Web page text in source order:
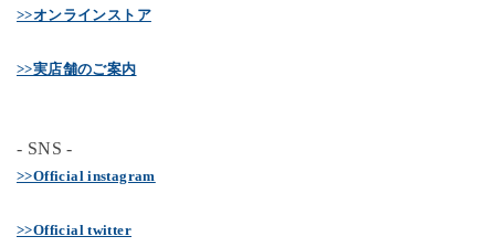
>>オンラインストア
>>実店舗のご案内
- SNS -
>>Official instagram
>>Official twitter